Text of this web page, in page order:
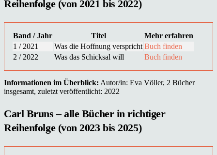
Reihenfolge (von 2021 bis 2022)
Band / Jahr Titel
Mehr erfahren
1 / 2021
Was die Hoffnung verspricht Buch finden
2 / 2022
Was das Schicksal will Buch finden
Informationen im Überblick: Autor/in: Eva Völler, 2 Bücher
insgesamt, zuletzt veröffentlicht: 2022
Carl Bruns – alle Bücher in richtiger
Reihenfolge (von 2023 bis 2025)